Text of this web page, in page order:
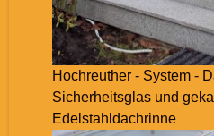
Hochreuther - System -
Sicherheitsglas und
Edelstahldachrinne